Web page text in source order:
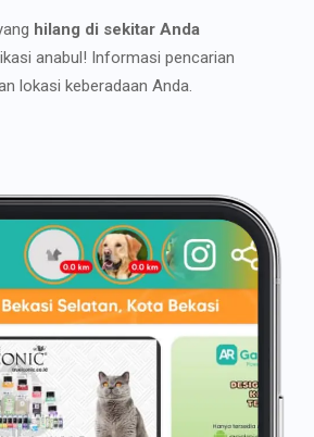
hilang di sekitar Anda
anabul! Informasi pencarian
lokasi keberadaan Anda.